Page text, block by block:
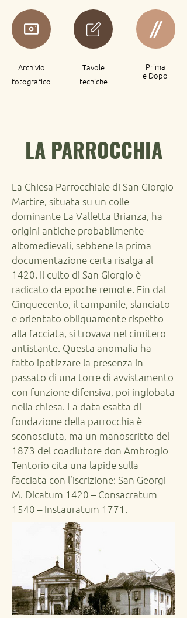
Archivio
fotografico
Tavole
tecniche
Prima
e Dopo
LA PARROCCHIA
La Chiesa Parrocchiale di San Giorgio
Martire, situata su un colle
dominante La Valletta Brianza, ha
origini antiche probabilmente
altomedievali, sebbene la prima
documentazione certa risalga al
1420. Il culto di San Giorgio è
radicato da epoche remote. Fin dal
Cinquecento, il campanile, slanciato
e orientato obliquamente rispetto
alla facciata, si trovava nel cimitero
antistante. Questa anomalia ha
fatto ipotizzare la presenza in
passato di una torre di avvistamento
con funzione difensiva, poi inglobata
nella chiesa. La data esatta di
fondazione della parrocchia è
sconosciuta, ma un manoscritto del
1873 del coadiutore don Ambrogio
Tentorio cita una lapide sulla
facciata con l’iscrizione: San Georgi
M. Dicatum 1420 – Consacratum
1540 – Instauratum 1771.